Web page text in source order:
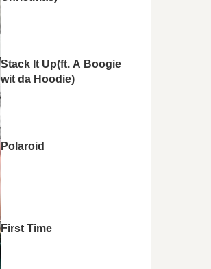
Stack It Up(ft. A Boogie
wit da Hoodie)
Polaroid
First Time